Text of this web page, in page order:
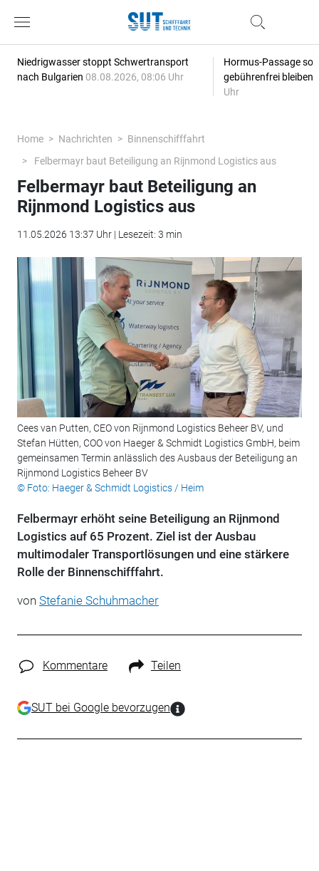
Niedrigwasser stoppt Schwertransport
nach Bulgarien 08.08.2026, 08:06 Uhr
Hormus-Passage
gebührenfrei bleiben
Uhr
Home Nachrichten
Binnenschifffahrt
Felbermayr baut Beteiligung an Rijnmond Logistics aus
Felbermayr baut Beteiligung an
Rijnmond Logistics aus
11.05.2026 13:37 Uhr | Lesezeit: 3 min
Cees van Putten, CEO von Rijnmond Logistics Beheer BV, und
Stefan Hütten, COO von Haeger & Schmidt Logistics GmbH, beim
gemeinsamen Termin anlässlich des Ausbaus der Beteiligung an
Rijnmond Logistics Beheer BV
© Foto: Haeger & Schmidt Logistics / Heim
Felbermayr erhöht seine Beteiligung an Rijnmond
Logistics auf 65 Prozent. Ziel ist der Ausbau
multimodaler Transportlösungen und eine stärkere
Rolle der Binnenschifffahrt.
von Stefanie Schuhmacher
Kommentare Teilen
SUT bei Google bevorzugen